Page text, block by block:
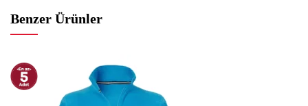
Benzer Ürünler